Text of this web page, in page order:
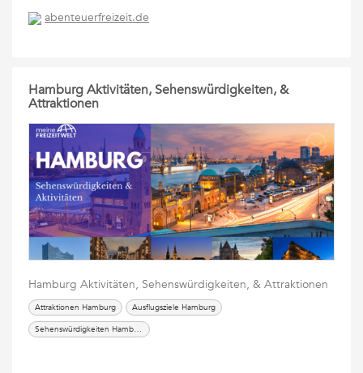
abenteuerfreizeit.de
Hamburg Aktivitäten, Sehenswürdigkeiten, &
Attraktionen
Hamburg Aktivitäten, Sehenswürdigkeiten, & Attraktionen
Attraktionen Hamburg
Ausflugsziele Hamburg
Sehenswürdigkeiten Hamburg